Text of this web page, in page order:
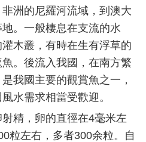
洲的尼羅河流域，到澳大
。一般棲息在支流的水
木叢，有時在生有浮草的
。後流入我國，在南方繁
我國主要的觀賞魚之一，
水需求相當受歡迎。
精，卵的直徑在4毫米左
粒左右，多者300余粒。自